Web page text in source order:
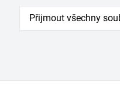
Přijmout všechny